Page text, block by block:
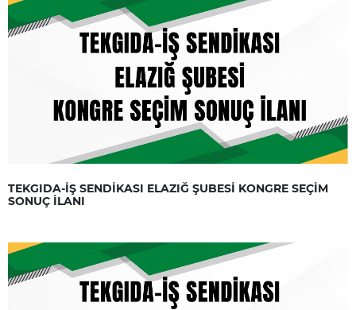
TEKGIDA-İŞ SENDİKASI ELAZIĞ ŞUBESİ KONGRE SEÇİM
SONUÇ İLANI